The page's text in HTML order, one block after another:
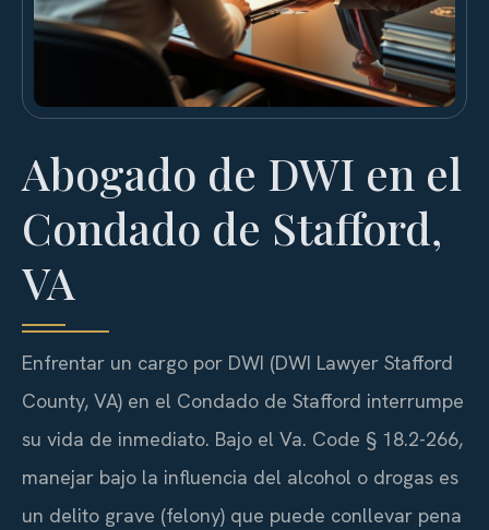
Abogado de DWI en el
Condado de Stafford,
VA
Enfrentar un cargo por DWI (DWI Lawyer Stafford
County, VA) en el Condado de Stafford interrumpe
su vida de inmediato. Bajo el Va. Code § 18.2-266,
manejar bajo la influencia del alcohol o drogas es
un delito grave (felony) que puede conllevar pena